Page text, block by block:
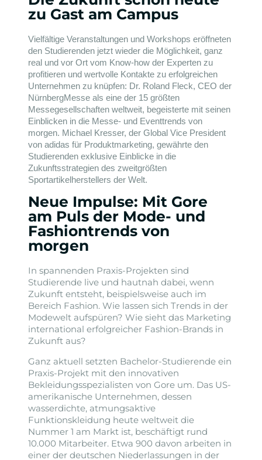
zu Gast am Campus
Vielfältige Veranstaltungen und Workshops eröffneten
den Studierenden jetzt wieder die Möglichkeit, ganz
real und vor Ort vom Know-how der Experten zu
profitieren und wertvolle Kontakte zu erfolgreichen
Unternehmen zu knüpfen: Dr. Roland Fleck, CEO der
NürnbergMesse als eine der 15 größten
Messegesellschaften weltweit, begeisterte mit seinen
Einblicken in die Messe- und Eventtrends von
morgen. Michael Kresser, der Global Vice President
von adidas für Produktmarketing, gewährte den
Studierenden exklusive Einblicke in die
Zukunftsstrategien des zweitgrößten
Sportartikelherstellers der Welt.
Neue Impulse: Mit Gore
am Puls der Mode- und
Fashiontrends von
morgen
In spannenden Praxis-Projekten sind
Studierende live und hautnah dabei, wenn
Zukunft entsteht, beispielsweise auch im
Bereich Fashion. Wie lassen sich Trends in der
Modewelt aufspüren? Wie sieht das Marketing
international erfolgreicher Fashion-Brands in
Zukunft aus?
Ganz aktuell setzten Bachelor-Studierende ein
Praxis-Projekt mit den innovativen
Bekleidungsspezialisten von Gore um. Das US-
amerikanische Unternehmen, dessen
wasserdichte, atmungsaktive
Funktionskleidung heute weltweit die
Nummer 1 am Markt ist, beschäftigt rund
10.000 Mitarbeiter. Etwa 900 davon arbeiten in
einer der deutschen Niederlassungen in der